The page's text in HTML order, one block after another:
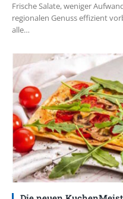
Frische Salate, weniger
regionalen Genuss effizient
alle…